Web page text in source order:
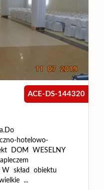
Zamienię
Kontakt
ACE-DS-144320
hotelowo-
DOM WESELNY
skład obiektu
...